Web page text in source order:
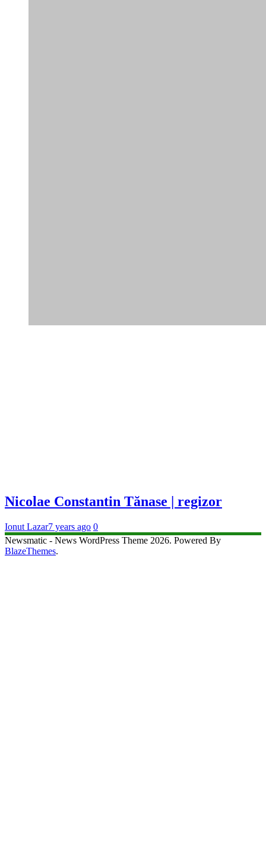
Nicolae Constantin Tănase | regizor
Ionut Lazar7 years ago 0
Newsmatic - News WordPress Theme 2026. Powered By
BlazeThemes.